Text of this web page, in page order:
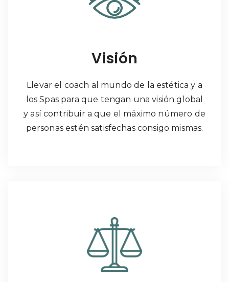
Visión
Llevar el coach al mundo de la estética y a
los Spas para que tengan una visión global
y así contribuir a que el máximo número de
personas estén satisfechas consigo mismas.